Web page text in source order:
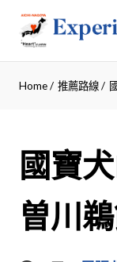
Home/ 推薦路線/
國寶
曽川